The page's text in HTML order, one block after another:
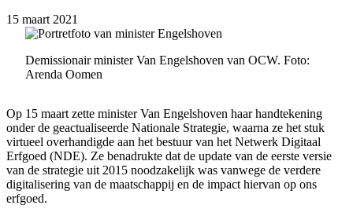
15 maart 2021
Demissionair minister Van Engelshoven van OCW. Foto:
Arenda Oomen
Op 15 maart zette minister Van Engelshoven haar handtekening
onder de geactualiseerde Nationale Strategie, waarna ze het stuk
virtueel overhandigde aan het bestuur van het Netwerk Digitaal
Erfgoed (NDE). Ze benadrukte dat de update van de eerste versie
van de strategie uit 2015 noodzakelijk was vanwege de verdere
digitalisering van de maatschappij en de impact hiervan op ons
erfgoed.